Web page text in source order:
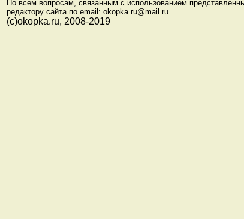
По всем вопросам, связанным с использованием
редактору сайта по email: okopka.ru@mail.ru
(с)okopka.ru, 2008-2019